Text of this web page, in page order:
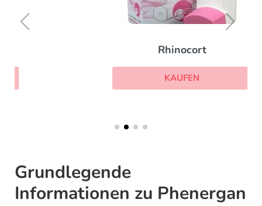
Grundlegende
Informationen zu Phenergan